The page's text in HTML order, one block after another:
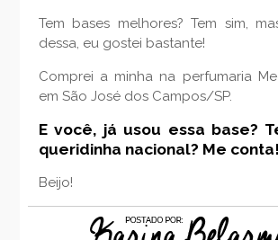
Tem bases melhores? Tem sim,
dessa, eu gostei bastante!
Comprei a minha na perfumaria
em São José dos Campos/SP.
E você, já usou essa base?
queridinha nacional? Me conta!
Beijo!